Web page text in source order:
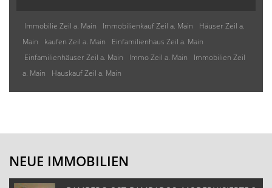
Immobilie Zeil a. Main Immobilienkauf Zeil a. Main
Häuser Zeil a.
Main
kaufen Zeil a. Main
Einfamilienhaus Zeil a. Main
Einfamilienhäuser Zeil a. Main
Immo Zeil a. Main
Immobilien Zeil
a. Main
Hauskauf Zeil a. Main
NEUE IMMOBILIEN